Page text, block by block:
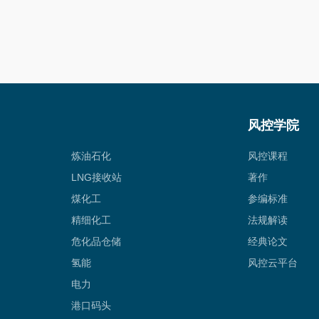
炼油石化
LNG接收站
煤化工
精细化工
危化品仓储
氢能
电力
港口码头
风控学院
风控课程
著作
参编标准
法规解读
经典论文
风控云平台